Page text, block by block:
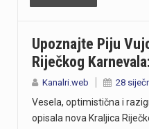
Upoznajte Piju
Riječkog
Kanalri.web 28
Vesela, optimistična i
opisala nova Kraljica